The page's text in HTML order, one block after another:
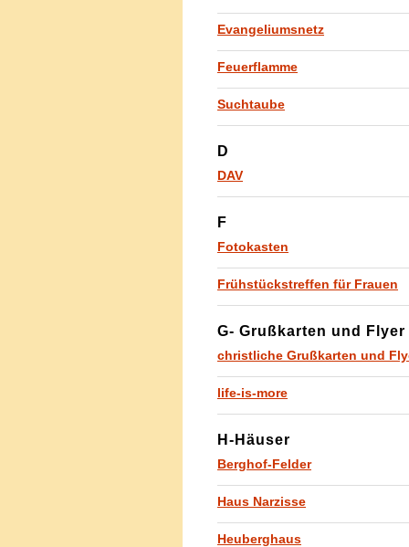
Evangeliumsnetz
Feuerflamme
Suchtaube
D
DAV
F
Fotokasten
Frühstückstreffen für Frauen
G- Grußkarten und Flyer
christliche Grußkarten und
life-is-more
H-Häuser
Berghof-Felder
Haus Narzisse
Heuberghaus